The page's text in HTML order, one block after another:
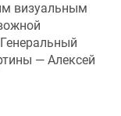
визуальным
— Алексей